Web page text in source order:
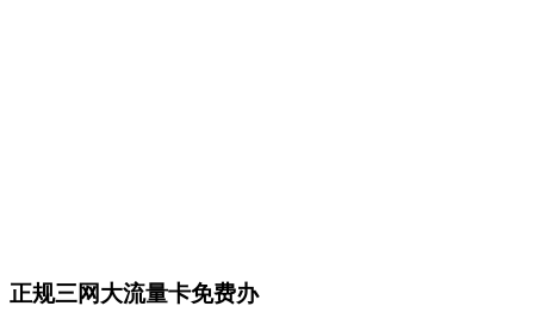
正规三网大流量卡免费办